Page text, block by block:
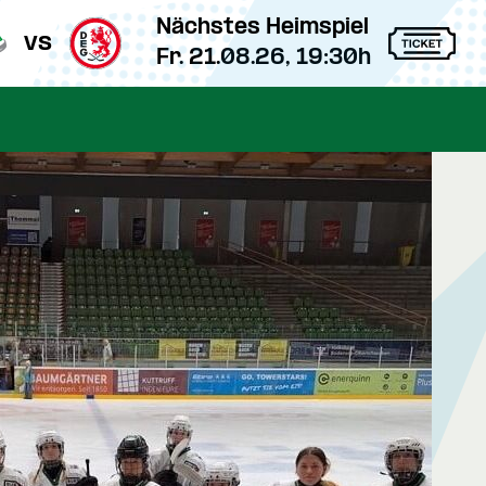
vs
Nächstes Heimspiel
Fr. 21.08.26, 19:30h